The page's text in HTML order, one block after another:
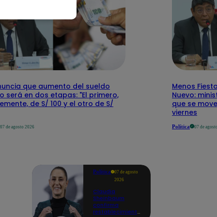
que aumento del sueldo
será en dos etapas: "El primero,
de S/ 100 y el otro de S/
07 de agosto 2026
Menos
Nuevo:
que se
viernes
Política 07 de
Política
07 de agosto
2026
Claudia
Sheinbaum
confirma
restablecimiento